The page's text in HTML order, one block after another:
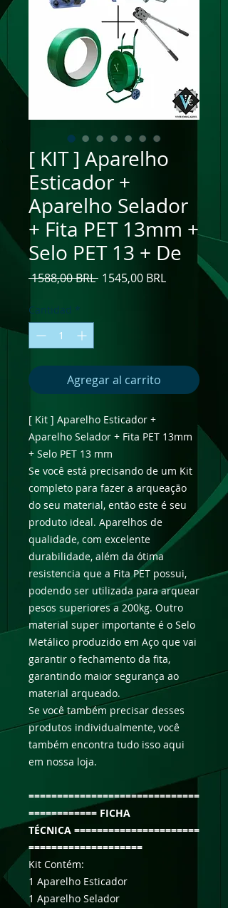
[ KIT ] Aparelho
Esticador +
Aparelho Selador
+ Fita PET 13mm +
Selo PET 13 + De
1588,00 BRL Precio
1545,00 BRLPrecio
Cantidad *
Agregar al carrito
[ Kit ] Aparelho Esticador +
Aparelho Selador + Fita PET 13mm
+ Selo PET 13 mm
Se você está precisando de um Kit
completo para fazer a arqueação
do seu material, então este é seu
produto ideal. Aparelhos de
qualidade, com excelente
durabilidade, além da ótima
resistencia que a Fita PET possui,
podendo ser utilizada para arquear
pesos superiores a 200kg. Outro
material super importante é o Selo
Metálico produzido em Aço que vai
garantir o fechamento da fita,
garantindo maior segurança ao
material arqueado.
Se você também precisar desses
produtos individualmente, você
também encontra tudo isso aqui
em nossa loja.
==============================
============ FICHA
TÉCNICA ======================
====================
Kit Contém:
1 Aparelho Esticador
1 Aparelho Selador